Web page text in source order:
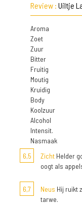
Review : Uiltje
Aroma
Zoet
Zuur
Bitter
Fruitig
Moutig
Kruidig
Body
Koolzuur
Alcohol
Intensit.
Nasmaak
6,5
Zicht Helder
oogt als
6,7 Neus Hij ruikt
tarwe.